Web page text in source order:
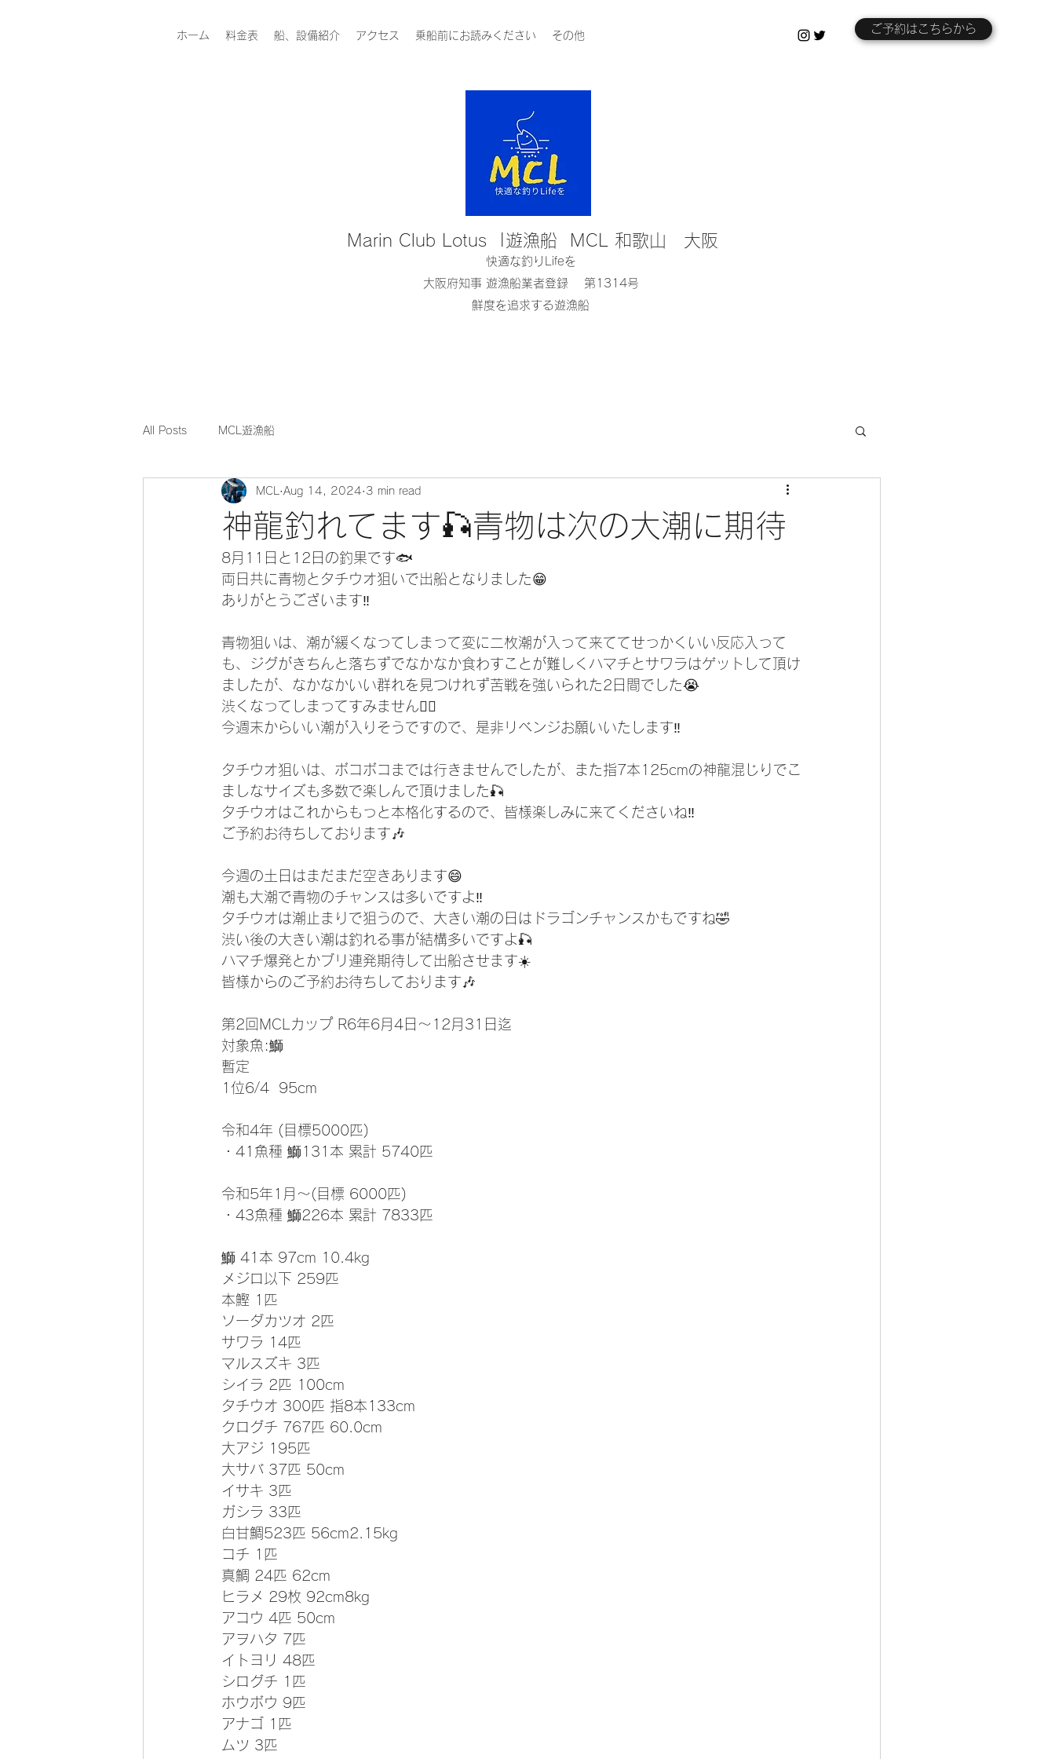
ホーム 料金表 船、設備紹介 アクセス 乗船前にお読みください その他
ご予約はこちらから
Marin Club Lotus |遊漁船 MCL 和歌山 大阪
快適な釣りLifeを
大阪府知事 遊漁船業者登録 第1314号
鮮度を追求する遊漁船
All Posts MCL遊漁船
神龍釣れてます🎣青物は次の大潮に期待
MCL Aug 14, 2024 3 min read
8月11日と12日の釣果です🐟
両日共に青物とタチウオ狙いで出船となりました😁
ありがとうございます‼️
青物狙いは、潮が緩くなってしまって変に二枚潮が入って来ててせっかくいい反応入って
も、ジグがきちんと落ちずでなかなか食わすことが難しくハマチとサワラはゲットして頂け
ましたが、なかなかいい群れを見つけれず苦戦を強いられた2日間でした😭
渋くなってしまってすみません🙇‍♂️
今週末からいい潮が入りそうですので、是非リベンジお願いいたします‼️
タチウオ狙いは、ボコボコまでは行きませんでしたが、また指7本125cmの神龍混じりでこ
ましなサイズも多数で楽しんで頂けました🎣
タチウオはこれからもっと本格化するので、皆様楽しみに来てくださいね‼️
ご予約お待ちしております🎶
今週の土日はまだまだ空きあります😄
潮も大潮で青物のチャンスは多いですよ‼️
タチウオは潮止まりで狙うので、大きい潮の日はドラゴンチャンスかもですね🤣
渋い後の大きい潮は釣れる事が結構多いですよ🎣
ハマチ爆発とかブリ連発期待して出船させます☀️
皆様からのご予約お待ちしております🎶
第2回MCLカップ R6年6月4日～12月31日迄
対象魚:鰤
暫定
1位6/4  95cm
令和4年 (目標5000匹)
・41魚種 鰤131本 累計 5740匹
令和5年1月～(目標 6000匹)
・43魚種 鰤226本 累計 7833匹
鰤 41本 97cm 10.4kg
メジロ以下 259匹
本鰹 1匹
ソーダカツオ 2匹
サワラ 14匹
マルスズキ 3匹
シイラ 2匹 100cm
タチウオ 300匹 指8本133cm
クログチ 767匹 60.0cm
大アジ 195匹
大サバ 37匹 50cm
イサキ 3匹
ガシラ 33匹
白甘鯛523匹 56cm2.15kg
コチ 1匹
真鯛 24匹 62cm
ヒラメ 29枚 92cm8kg
アコウ 4匹 50cm
アヲハタ 7匹
イトヨリ 48匹
シログチ 1匹
ホウボウ 9匹
アナゴ 1匹
ムツ 3匹